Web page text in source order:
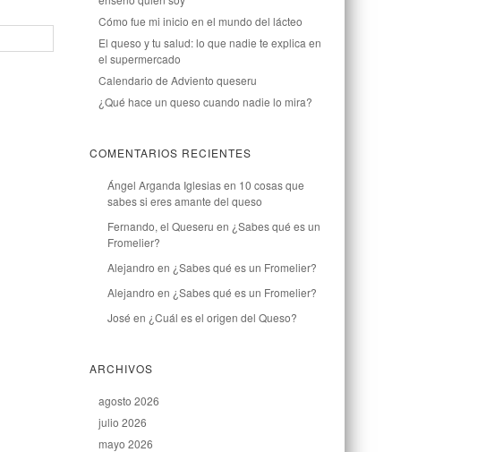
Cómo fue mi inicio en el mundo del lácteo
El queso y tu salud: lo que nadie te explica en
el supermercado
Calendario de Adviento queseru
¿Qué hace un queso cuando nadie lo mira?
COMENTARIOS RECIENTES
Ángel Arganda Iglesiasen 10 cosas que
sabes si eres amante del queso
Fernando, el Queseru en ¿Sabes qué es un
Fromelier?
Alejandro en ¿Sabes qué es un Fromelier?
Alejandro en ¿Sabes qué es un Fromelier?
José en ¿Cuál es el origen del Queso?
ARCHIVOS
agosto 2026
julio 2026
mayo 2026